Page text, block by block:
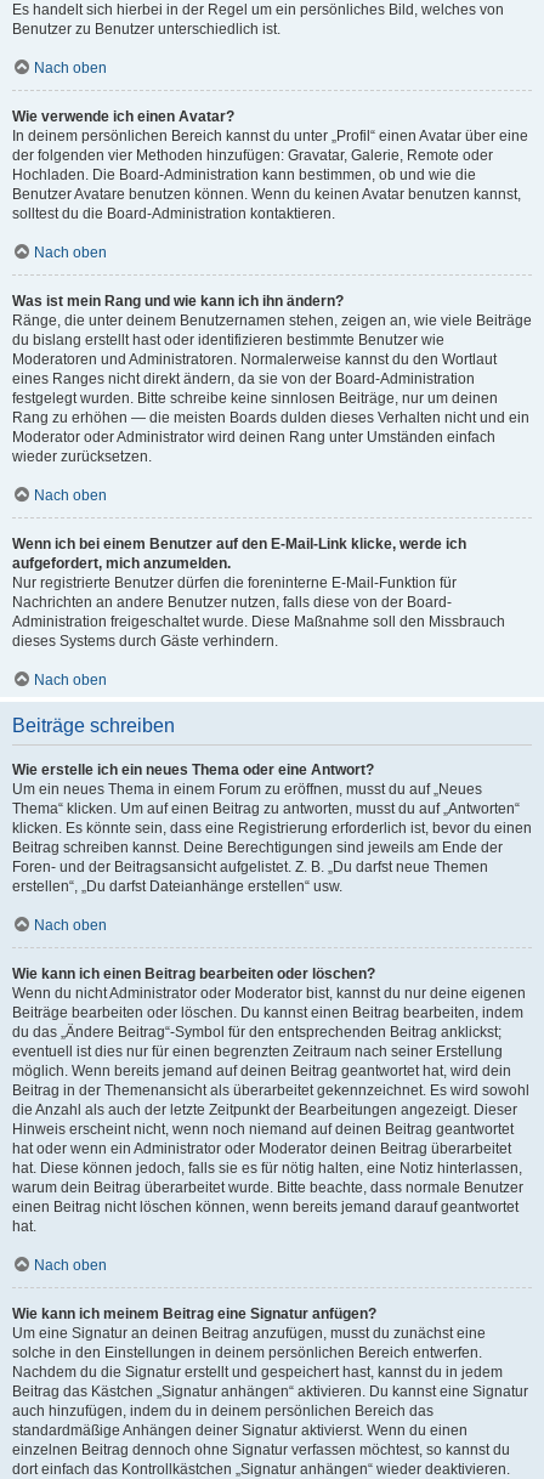
Es handelt sich hierbei in der Regel um ein persönliches Bild, welches von
Benutzer zu Benutzer unterschiedlich ist.
Nach oben
Wie verwende ich einen Avatar?
In deinem persönlichen Bereich kannst du unter „Profil“ einen Avatar über eine
der folgenden vier Methoden hinzufügen: Gravatar, Galerie, Remote oder
Hochladen. Die Board-Administration kann bestimmen, ob und wie die
Benutzer Avatare benutzen können. Wenn du keinen Avatar benutzen kannst,
solltest du die Board-Administration kontaktieren.
Nach oben
Was ist mein Rang und wie kann ich ihn ändern?
Ränge, die unter deinem Benutzernamen stehen, zeigen an, wie viele Beiträge
du bislang erstellt hast oder identifizieren bestimmte Benutzer wie
Moderatoren und Administratoren. Normalerweise kannst du den Wortlaut
eines Ranges nicht direkt ändern, da sie von der Board-Administration
festgelegt wurden. Bitte schreibe keine sinnlosen Beiträge, nur um deinen
Rang zu erhöhen — die meisten Boards dulden dieses Verhalten nicht und ein
Moderator oder Administrator wird deinen Rang unter Umständen einfach
wieder zurücksetzen.
Nach oben
Wenn ich bei einem Benutzer auf den E-Mail-Link klicke, werde ich
aufgefordert, mich anzumelden.
Nur registrierte Benutzer dürfen die foreninterne E-Mail-Funktion für
Nachrichten an andere Benutzer nutzen, falls diese von der Board-
Administration freigeschaltet wurde. Diese Maßnahme soll den Missbrauch
dieses Systems durch Gäste verhindern.
Nach oben
Beiträge schreiben
Wie erstelle ich ein neues Thema oder eine Antwort?
Um ein neues Thema in einem Forum zu eröffnen, musst du auf „Neues
Thema“ klicken. Um auf einen Beitrag zu antworten, musst du auf „Antworten“
klicken. Es könnte sein, dass eine Registrierung erforderlich ist, bevor du einen
Beitrag schreiben kannst. Deine Berechtigungen sind jeweils am Ende der
Foren- und der Beitragsansicht aufgelistet. Z. B. „Du darfst neue Themen
erstellen“, „Du darfst Dateianhänge erstellen“ usw.
Nach oben
Wie kann ich einen Beitrag bearbeiten oder löschen?
Wenn du nicht Administrator oder Moderator bist, kannst du nur deine eigenen
Beiträge bearbeiten oder löschen. Du kannst einen Beitrag bearbeiten, indem
du das „Ändere Beitrag“-Symbol für den entsprechenden Beitrag anklickst;
eventuell ist dies nur für einen begrenzten Zeitraum nach seiner Erstellung
möglich. Wenn bereits jemand auf deinen Beitrag geantwortet hat, wird dein
Beitrag in der Themenansicht als überarbeitet gekennzeichnet. Es wird sowohl
die Anzahl als auch der letzte Zeitpunkt der Bearbeitungen angezeigt. Dieser
Hinweis erscheint nicht, wenn noch niemand auf deinen Beitrag geantwortet
hat oder wenn ein Administrator oder Moderator deinen Beitrag überarbeitet
hat. Diese können jedoch, falls sie es für nötig halten, eine Notiz hinterlassen,
warum dein Beitrag überarbeitet wurde. Bitte beachte, dass normale Benutzer
einen Beitrag nicht löschen können, wenn bereits jemand darauf geantwortet
hat.
Nach oben
Wie kann ich meinem Beitrag eine Signatur anfügen?
Um eine Signatur an deinen Beitrag anzufügen, musst du zunächst eine
solche in den Einstellungen in deinem persönlichen Bereich entwerfen.
Nachdem du die Signatur erstellt und gespeichert hast, kannst du in jedem
Beitrag das Kästchen „Signatur anhängen“ aktivieren. Du kannst eine Signatur
auch hinzufügen, indem du in deinem persönlichen Bereich das
standardmäßige Anhängen deiner Signatur aktivierst. Wenn du einen
einzelnen Beitrag dennoch ohne Signatur verfassen möchtest, so kannst du
dort einfach das Kontrollkästchen „Signatur anhängen“ wieder deaktivieren.